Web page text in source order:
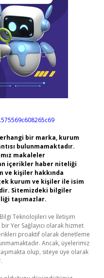
bir marka, kurum
bulunmamaktadır.
makaleler
içerikler haber niteliği
ve kişiler hakkında
kurum ve kişiler ile isim
Sitemizdeki bilgiler
taşımazlar.
Bilgi Teknolojileri ve İletişim
Yer Sağlayıcı olarak hizmet
proaktif olarak denetleme
Ancak, üyelerimiz
olup, siteye üye olarak